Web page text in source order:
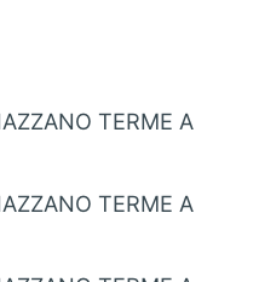
TERME A
TERME A